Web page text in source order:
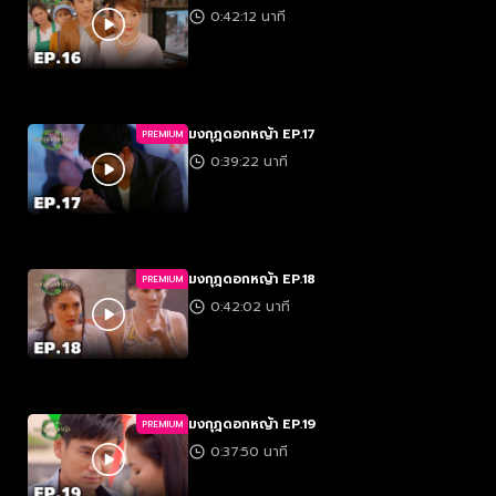
0:42:12 นาที
PREMIUM มงกุฎดอกหญ้า EP.17
0:39:22 นาที
PREMIUM มงกุฎดอกหญ้า EP.18
0:42:02 นาที
PREMIUM มงกุฎดอกหญ้า EP.19
0:37:50 นาที